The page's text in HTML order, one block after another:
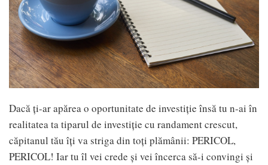
Dacă ți-ar apărea o oportunitate de investiție însă tu n-ai în
realitatea ta tiparul de investiție cu randament crescut,
căpitanul tău îți va striga din toți plămânii: PERICOL,
PERICOL! Iar tu îl vei crede și vei încerca să-i convingi și